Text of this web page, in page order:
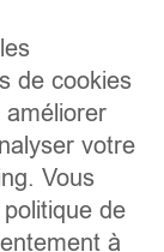
de cookies
votre
Vous
de
à